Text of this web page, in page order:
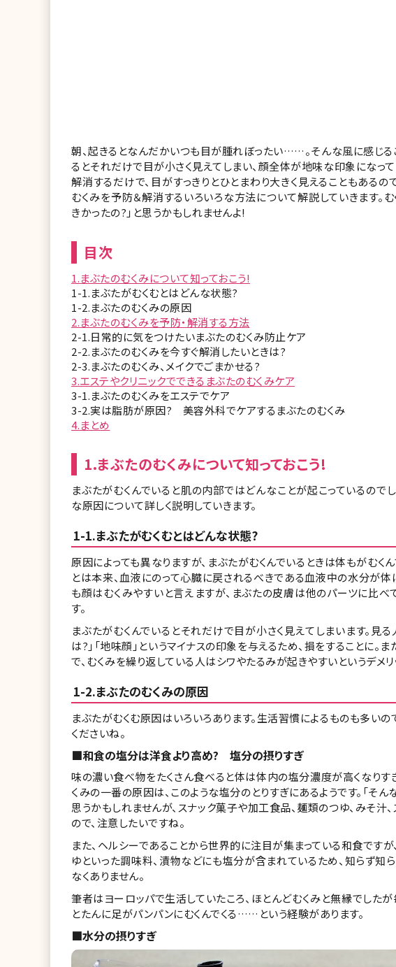
朝、起きるとなんだかいつも目が腫れぼったい……。そんな風に感じ
るとそれだけで目が小さく見えてしまい、顔全体が地味な印象になって
解消するだけで、目がすっきりとひとまわり大きく見えることもある
むくみを予防＆解消するいろいろな方法について解説していきます。
きかったの?」と思うかもしれませんよ!
目次
1.まぶたのむくみについて知っておこう!
1-1.まぶたがむくむとはどんな状態?
1-2.まぶたのむくみの原因
2.まぶたのむくみを予防・解消する方法
2-1.日常的に気をつけたいまぶたのむくみ防止ケア
2-2.まぶたのむくみを今すぐ解消したいときは?
2-3.まぶたのむくみ、メイクでごまかせる?
3.エステやクリニックでできるまぶたのむくみケア
3-1.まぶたのむくみをエステでケア
3-2.実は脂肪が原因? 美容外科でケアするまぶたのむくみ
4.まとめ
1.まぶたのむくみについて知っておこう!
まぶたがむくんでいると肌の内部ではどんなことが起こっているので
な原因について詳しく説明していきます。
1-1.まぶたがむくむとはどんな状態?
原因によっても異なりますが、まぶたがむくんでいるときは体もがむく
とは本来、血液にのって心臓に戻されるべきである血液中の水分が体
も顔はむくみやすいと言えますが、まぶたの皮膚は他のパーツに比
す。
まぶたがむくんでいるとそれだけで目が小さく見えてしまいます。見
は?」「地味顔」というマイナスの印象を与えるため、損をすることに。
で、むくみを繰り返している人はシワやたるみが起きやすいというデメリ
1-2.まぶたのむくみの原因
まぶたがむくむ原因はいろいろあります。生活習慣によるものも多い
くださいね。
■和食の塩分は洋食より高め? 塩分の摂りすぎ
味の濃い食べ物をたくさん食べると体は体内の塩分濃度が高くなりす
くみの一番の原因は、このような塩分のとりすぎにあるようです。「そ
思うかもしれませんが、スナック菓子や加工食品、麺類のつゆ、みそ
ので、注意したいですね。
また、ヘルシーであることから世界的に注目が集まっている和食です
ゆといった調味料、漬物などにも塩分が含まれているため、知らず知
なくありません。
筆者はヨーロッパで生活していたころ、ほとんどむくみと無縁でした
とたんに足がパンパンにむくんでくる……という経験があります。
■水分の摂りすぎ